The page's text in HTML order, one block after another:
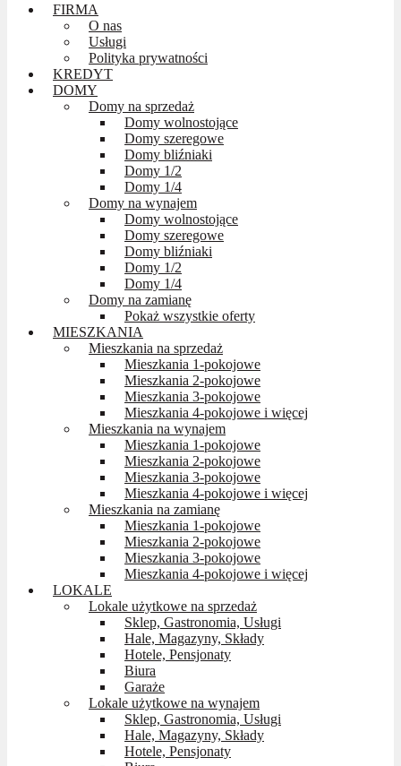
FIRMA
O nas
Usługi
Polityka prywatności
KREDYT
DOMY
Domy na sprzedaż
Domy wolnostojące
Domy szeregowe
Domy bliźniaki
Domy 1/2
Domy 1/4
Domy na wynajem
Domy wolnostojące
Domy szeregowe
Domy bliźniaki
Domy 1/2
Domy 1/4
Domy na zamianę
Pokaż wszystkie oferty
MIESZKANIA
Mieszkania na sprzedaż
Mieszkania 1-pokojowe
Mieszkania 2-pokojowe
Mieszkania 3-pokojowe
Mieszkania 4-pokojowe i więcej
Mieszkania na wynajem
Mieszkania 1-pokojowe
Mieszkania 2-pokojowe
Mieszkania 3-pokojowe
Mieszkania 4-pokojowe i więcej
Mieszkania na zamianę
Mieszkania 1-pokojowe
Mieszkania 2-pokojowe
Mieszkania 3-pokojowe
Mieszkania 4-pokojowe i więcej
LOKALE
Lokale użytkowe na sprzedaż
Sklep, Gastronomia, Usługi
Hale, Magazyny, Składy
Hotele, Pensjonaty
Biura
Garaże
Lokale użytkowe na wynajem
Sklep, Gastronomia, Usługi
Hale, Magazyny, Składy
Hotele, Pensjonaty